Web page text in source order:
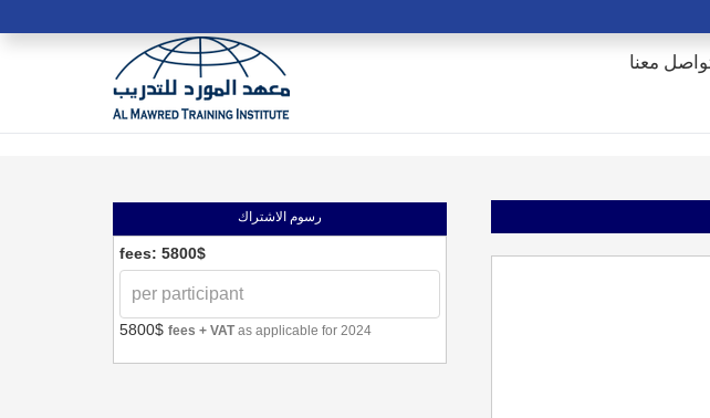
معنا
رسوم الاشتراك
fees: 5800$
5800$ fees + VATas applicable for 2024